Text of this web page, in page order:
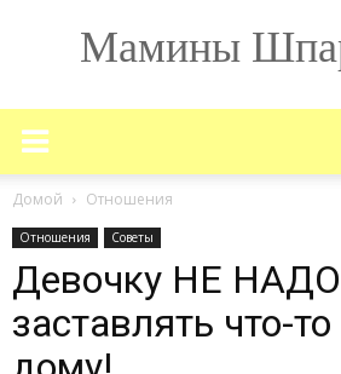
Мамины
Домой Отношения
Отношения Советы
Девочку НЕ НАДО
заставлять что-